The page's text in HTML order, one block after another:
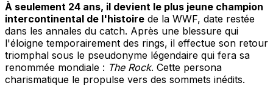
À seulement 24 ans, il devient le plus jeune champion
intercontinental de l'histoire de la WWF, date restée
dans les annales du catch. Après une blessure qui
l'éloigne temporairement des rings, il effectue son retour
triomphal sous le pseudonyme légendaire qui fera sa
renommée mondiale : The Rock. Cette persona
charismatique le propulse vers des sommets inédits.